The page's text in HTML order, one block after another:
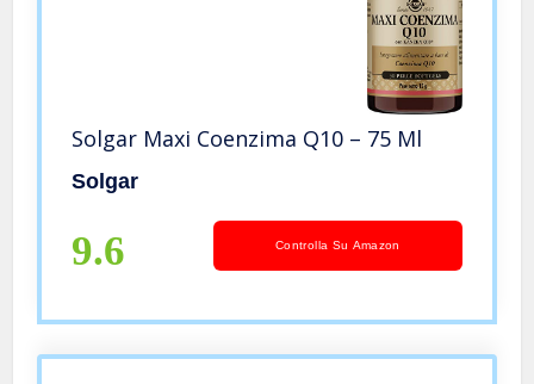
Solgar Maxi Coenzima Q10 – 75 Ml
Solgar
9.6 Controlla Su Amazon